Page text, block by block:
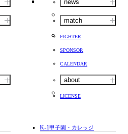
news
match
FIGHTER
SPONSOR
CALENDAR
about
LICENSE
K-1甲子園・カレッジ